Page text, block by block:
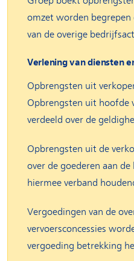
omzet worden
van de overige
Verlening van diensten
Opbrengsten uit
Opbrengsten uit hoofde
verdeeld over de
Opbrengsten uit de
over de goederen aan
hiermee verband
Vergoedingen van de
vervoersconcessies
vergoeding betrekking